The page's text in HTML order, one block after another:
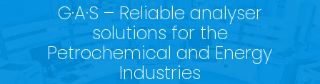
G·A·S – Reliable analyser
solutions for the
Petrochemical and Energy
Industries